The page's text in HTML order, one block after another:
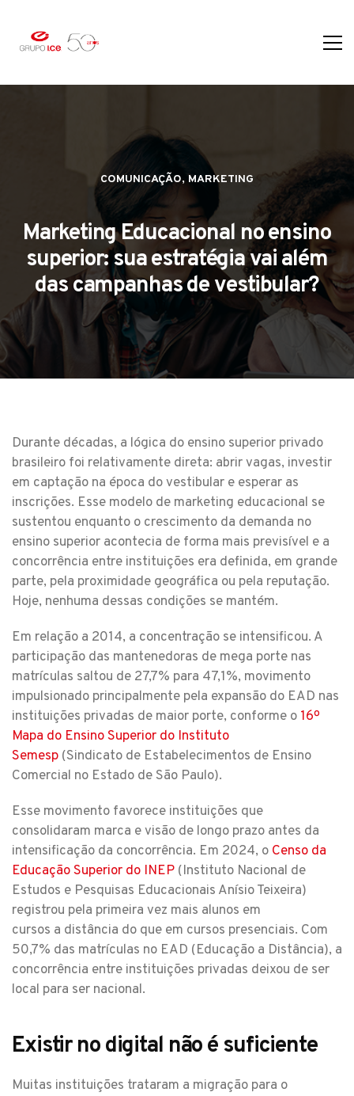
COMUNICAÇÃO, MARKETING
Marketing Educacional no ensino
superior: sua estratégia vai além
das campanhas de vestibular?
Durante décadas, a lógica do ensino superior privado
brasileiro foi relativamente direta: abrir vagas, investir
em captação na época do vestibular e esperar as
inscrições. Esse modelo de marketing educacional se
sustentou enquanto o crescimento da demanda no
ensino superior acontecia de forma mais previsível e a
concorrência entre instituições era definida, em grande
parte, pela proximidade geográfica ou pela reputação.
Hoje, nenhuma dessas condições se mantém.
Em relação a 2014, a concentração se intensificou. A
participação das mantenedoras de mega porte nas
matrículas saltou de 27,7% para 47,1%, movimento
impulsionado principalmente pela expansão do EAD nas
instituições privadas de maior porte, conforme o 16º
Mapa do Ensino Superior do Instituto
Semesp (Sindicato de Estabelecimentos de Ensino
Comercial no Estado de São Paulo).
Esse movimento favorece instituições que
consolidaram marca e visão de longo prazo antes da
intensificação da concorrência. Em 2024, o Censo da
Educação Superior do INEP (Instituto Nacional de
Estudos e Pesquisas Educacionais Anísio Teixeira)
registrou pela primeira vez mais alunos em
cursos a distância do que em cursos presenciais. Com
50,7% das matrículas no EAD (Educação a Distância), a
concorrência entre instituições privadas deixou de ser
local para ser nacional.
Existir no digital não é suficiente
Muitas instituições trataram a migração para o